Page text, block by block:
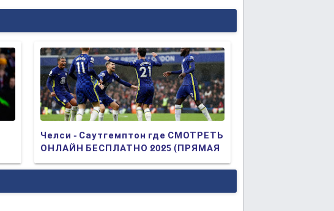
Челси - Саутгемптон где СМОТРЕТЬ
ОНЛАЙН БЕСПЛАТНО 2025 (ПРЯМАЯ
ТРАНСЛЯЦИЯ)